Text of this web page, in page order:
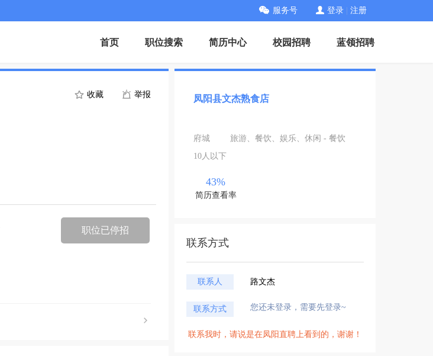
服务号 登录 注册
首页 职位搜索 简历中心 校园招聘 蓝领招聘
收藏 举报
职位已停招
凤阳县文杰熟食店
府城
旅游、餐饮、娱乐、休闲 - 餐饮
10人以下
43%
简历查看率
联系方式
联系人 路文杰
联系方式 您还未登录，需要先登录~
联系我时，请说是在凤阳直聘上看到的，谢谢！